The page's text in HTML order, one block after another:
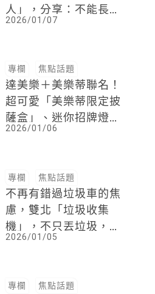
人」，分享：不能長期
由單一方承擔「會被孩
2026/01/07
專欄 焦點話題
達美樂＋美樂蒂聯名！
超可愛「美樂蒂限定披
薩盒」、迷你招牌燈
箱、翻轉魔法包
2026/01/06
專欄 焦點話題
不再有錯過垃圾車的焦
慮，雙北「垃圾收集
機」，不只丟垃圾，還
能回饋現金
2026/01/05
專欄 焦點話題